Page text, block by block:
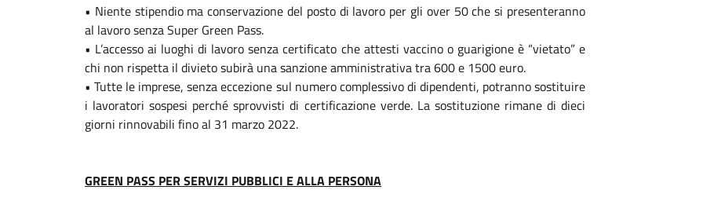
• Niente stipendio ma conservazione del posto di lavoro per gli over 50 che si presenteranno
al lavoro senza Super Green Pass.
• L’accesso ai luoghi di lavoro senza certificato che attesti vaccino o guarigione è “vietato” e
chi non rispetta il divieto subirà una sanzione amministrativa tra 600 e 1500 euro.
• Tutte le imprese, senza eccezione sul numero complessivo di dipendenti, potranno sostituire
i lavoratori sospesi perché sprovvisti di certificazione verde. La sostituzione rimane di dieci
giorni rinnovabili fino al 31 marzo 2022.
GREEN PASS PER SERVIZI PUBBLICI E ALLA PERSONA